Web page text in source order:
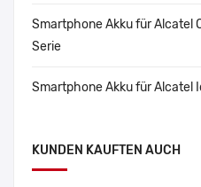
Smartphone Akku für Alcatel
Serie
Smartphone Akku für Alcatel
KUNDEN KAUFTEN AUCH